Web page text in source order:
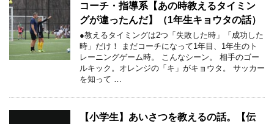
コーチ・指導系【あの時教えるタイミン
グが違ったんだ】（1年生キョウタの話）
●教えるタイミングは2つ「失敗した時」「成功した
時」だけ！ まだコーチになって1年目、1年生のト
レーニングゲーム時。 こんなシーン。 相手のゴー
ルキック。オレンジの「キ」がキョウタ。 サッカー
を知って …
【小学生】あいさつを教えるの話。【伝